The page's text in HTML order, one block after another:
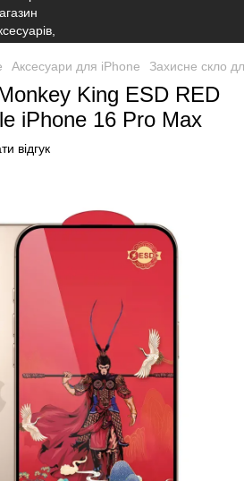
Аксесуари для iPhone Захисне скло
King ESD RED
iPhone 16 Pro Max
відгук